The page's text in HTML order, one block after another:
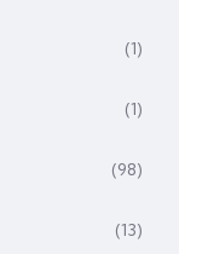
(1)
(1)
(98)
(13)